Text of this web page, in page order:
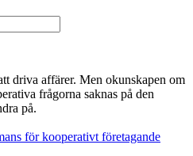
driva affärer. Men okunskapen om
frågorna saknas på den
på.
för kooperativt företagande